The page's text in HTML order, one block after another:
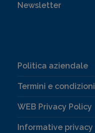
Newsletter
Politica aziendale
Termini e condizioni
WEB Privacy Policy
Informative privacy